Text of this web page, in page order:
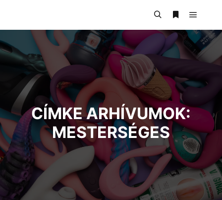
CÍMKE ARHÍVUMOK:
MESTERSÉGES